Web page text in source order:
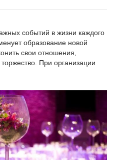
событий в жизни каждого
образование новой
свои отношения,
При организации